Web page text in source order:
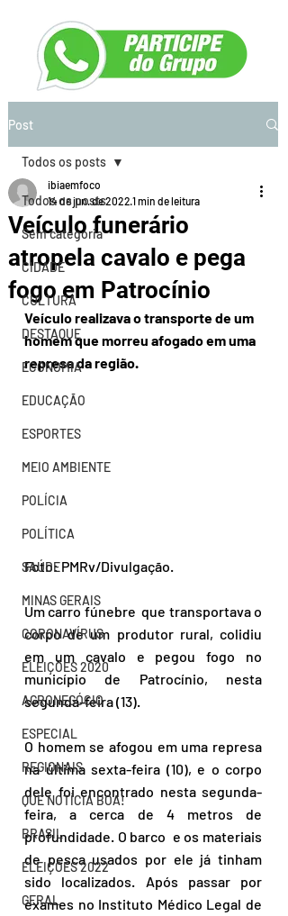
Post
Todos os posts
Sem categoria
CIDADE
CULTURA
DESTAQUE
ECONOMIA
EDUCAÇÃO
ESPORTES
MEIO AMBIENTE
POLÍCIA
POLÍTICA
SAÚDE
MINAS GERAIS
CORONAVÍRUS
ELEIÇÕES 2020
AGRONEGÓCIO
ESPECIAL
REGIONAIS
QUE NOTÍCIA BOA!
BRASIL
ELEIÇÕES 2022
GERAL
Todos os posts
Veículo funerário
atropela cavalo e pega
fogo em Patrocínio
ibiaemfoco
14 de jun. de 2022 1 min de leitura
Veículo realizava o transporte de um
homem que morreu afogado em uma
represa da região.
Foto: PMRv/Divulgação.
Um carro fúnebre  que transportava o
corpo de um produtor rural, colidiu
em um cavalo e pegou fogo no
município de Patrocínio, nesta
segunda-feira (13).
O homem se afogou em uma represa
na última sexta-feira (10), e o corpo
dele foi encontrado nesta segunda-
feira, a cerca de 4 metros de
profundidade. O barco  e os materiais
de pesca usados por ele já tinham
sido localizados. Após passar por
exames no Instituto Médico Legal de